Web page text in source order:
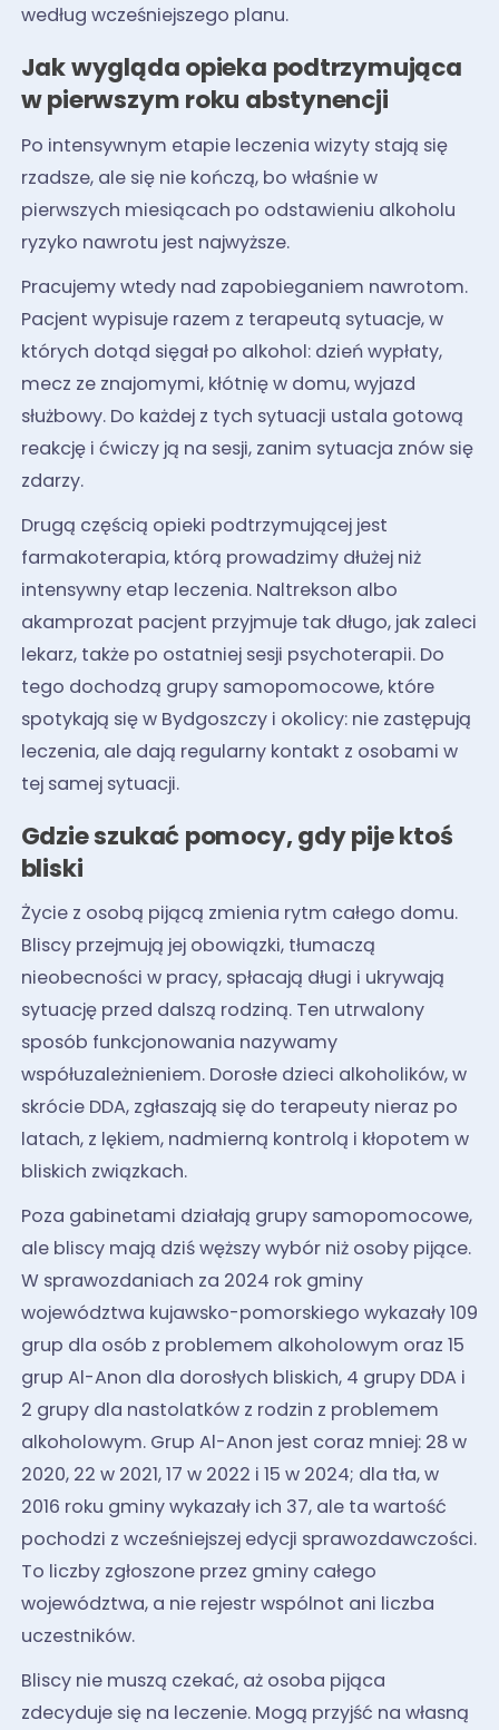
według wcześniejszego planu.
Jak wygląda opieka podtrzymująca
w pierwszym roku abstynencji
Po intensywnym etapie leczenia wizyty stają się
rzadsze, ale się nie kończą, bo właśnie w
pierwszych miesiącach po odstawieniu alkoholu
ryzyko nawrotu jest najwyższe.
Pracujemy wtedy nad zapobieganiem nawrotom.
Pacjent wypisuje razem z terapeutą sytuacje, w
których dotąd sięgał po alkohol: dzień wypłaty,
mecz ze znajomymi, kłótnię w domu, wyjazd
służbowy. Do każdej z tych sytuacji ustala gotową
reakcję i ćwiczy ją na sesji, zanim sytuacja znów się
zdarzy.
Drugą częścią opieki podtrzymującej jest
farmakoterapia, którą prowadzimy dłużej niż
intensywny etap leczenia. Naltrekson albo
akamprozat pacjent przyjmuje tak długo, jak zaleci
lekarz, także po ostatniej sesji psychoterapii. Do
tego dochodzą grupy samopomocowe, które
spotykają się w Bydgoszczy i okolicy: nie zastępują
leczenia, ale dają regularny kontakt z osobami w
tej samej sytuacji.
Gdzie szukać pomocy, gdy pije ktoś
bliski
Życie z osobą pijącą zmienia rytm całego domu.
Bliscy przejmują jej obowiązki, tłumaczą
nieobecności w pracy, spłacają długi i ukrywają
sytuację przed dalszą rodziną. Ten utrwalony
sposób funkcjonowania nazywamy
współuzależnieniem. Dorosłe dzieci alkoholików, w
skrócie DDA, zgłaszają się do terapeuty nieraz po
latach, z lękiem, nadmierną kontrolą i kłopotem w
bliskich związkach.
Poza gabinetami działają grupy samopomocowe,
ale bliscy mają dziś węższy wybór niż osoby pijące.
W sprawozdaniach za 2024 rok gminy
województwa kujawsko-pomorskiego wykazały 109
grup dla osób z problemem alkoholowym oraz 15
grup Al-Anon dla dorosłych bliskich, 4 grupy DDA i
2 grupy dla nastolatków z rodzin z problemem
alkoholowym. Grup Al-Anon jest coraz mniej: 28 w
2020, 22 w 2021, 17 w 2022 i 15 w 2024; dla tła, w
2016 roku gminy wykazały ich 37, ale ta wartość
pochodzi z wcześniejszej edycji sprawozdawczości.
To liczby zgłoszone przez gminy całego
województwa, a nie rejestr wspólnot ani liczba
uczestników.
Bliscy nie muszą czekać, aż osoba pijąca
zdecyduje się na leczenie. Mogą przyjść na własną